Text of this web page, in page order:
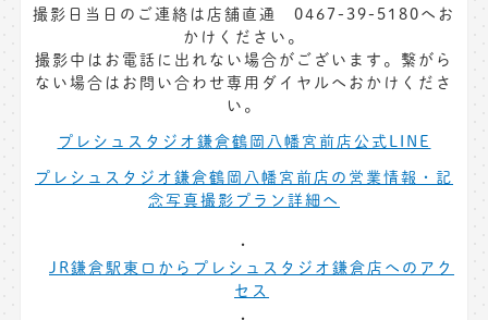
撮影日当日のご連絡は店舗直通 0467-39-5180へお
かけください。
撮影中はお電話に出れない場合がございます。繋がら
ない場合はお問い合わせ専用ダイヤルへおかけくださ
い。
プレシュスタジオ鎌倉鶴岡八幡宮前店公式LINE
プレシュスタジオ鎌倉鶴岡八幡宮前店の営業情報・記
念写真撮影プラン詳細へ
JR鎌倉駅東口からプレシュスタジオ鎌倉店へのアク
セス